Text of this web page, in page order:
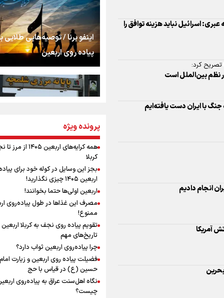
با ایران دست یافته‌ایم
را شکست؛ «آهای
تهران رفتند»
سه حسرتی که به
مومنِ مقتدرِ مظلوم
رابطه کارگر و کارفرما در
اندیشه رهبر شهید:
به زوجیت
اقتدار علمی و
ماندگار شد
اینفو برنا / توصیه‌هایی طلایی
پیاده روی اربعین
اینفو برنا / جدول کامل فاصله
شلمچه تا شهرهای زیارتی عراق
اینفو برنا/ میزان مالیات بر ارزش
افزوده چقدر است؟
اینفوبرنا/ سقف معافیت مالیاتی
پرونده ویژه
همه کرایه‌های اربعین ۱۴۰۵
کربلا
بجز این وسایل در کوله خود برای
اربعین ۱۴۰۵ چیزی نگذارید!
اربعین اولی‌ها حتما بخوانند!
مصرف این غذاها در طول پیاده‌روی
ممنوع!
تاریخ‌های مهم
چرا پیاده‌روی اربعین ثواب دارد؟
فضیلت پیاده روی اربعین و زیارت امام
حسین (ع) در قیاس با حج
نگاه اهل‌سنت عراق به پیاده‌روی
چیست؟